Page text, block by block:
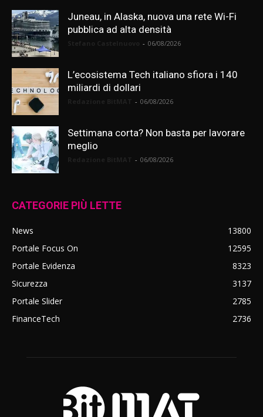
Juneau, in Alaska, nuova una rete Wi-Fi
pubblica ad alta densità
- 06/08/2026
L’ecosistema Tech italiano sfiora i 140
miliardi di dollari
- 06/08/2026
Settimana corta? Non basta per lavorare
meglio
- 06/08/2026
CATEGORIE PIÙ LETTE
News
13800
Portale Focus On
12595
Portale Evidenza
8323
Sicurezza
3137
Portale Slider
2785
FinanceTech
2736